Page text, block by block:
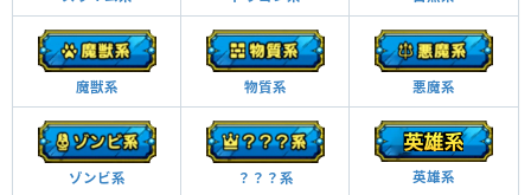
魔獣系 物質系 悪魔系
ゾンビ系 ？？？系 英雄系